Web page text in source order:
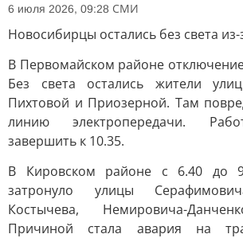
6 июля 2026, 09:28 СМИ
Новосибирцы остались без света
В Первомайском районе
Без света остались жители
Пихтовой и Приозерной. Там
линию электропередачи.
завершить к 10.35.
В Кировском районе с 6.40 до
затронуло улицы
Костычева, Немировича-
Причиной стала авария на